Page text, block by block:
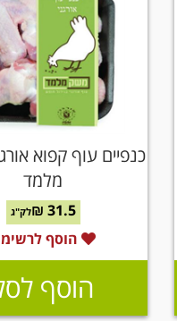
כנפיים עוף קפוא
מלמד
31.5 ₪ לק"ג
הוסף
הוסף